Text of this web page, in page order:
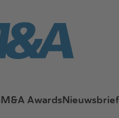
M&A AwardsNieuwsbrief